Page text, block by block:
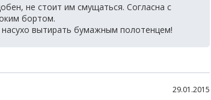
не стоит им смущаться. Согласна с
бортом.
вытирать бумажным полотенцем!
29.01.2015